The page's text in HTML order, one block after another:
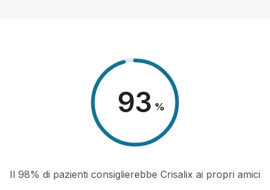
98 %
Il 98% di pazienti consiglierebbe Crisalix ai propri amici